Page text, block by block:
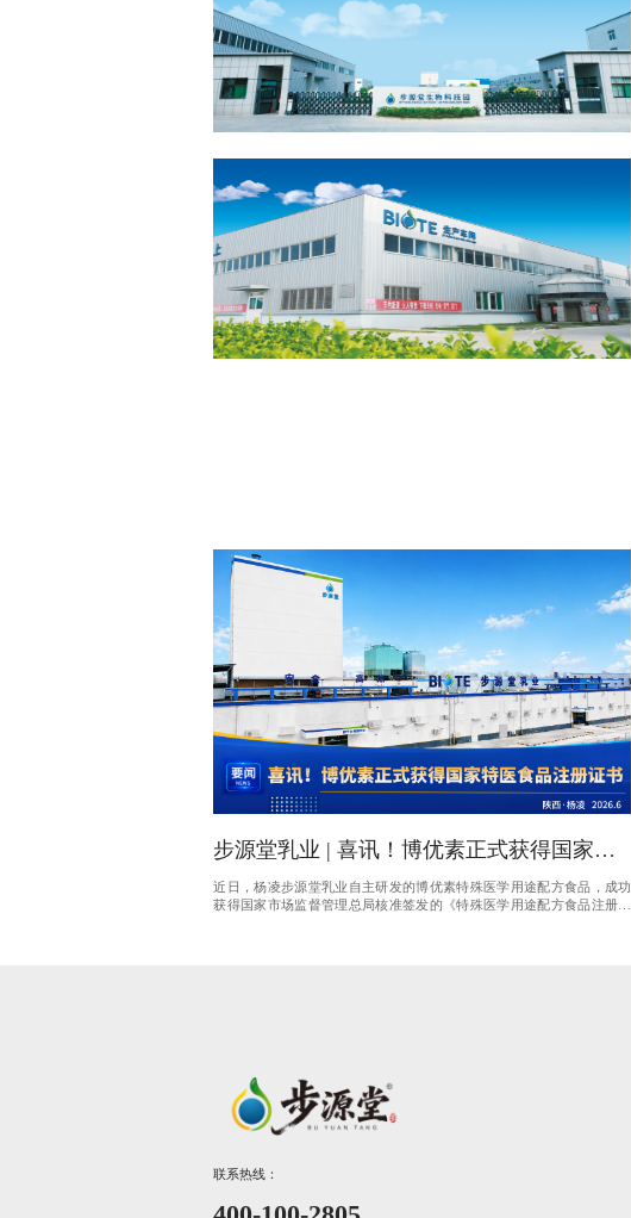
步源堂乳业 | 喜讯！博优素正式获得国家特
医食品注册证书
近日，杨凌步源堂乳业自主研发的博优素特殊医学用途配方食品，成功
获得国家市场监督管理总局核准签发的《特殊医学用途配方食品注册证
联系热线：